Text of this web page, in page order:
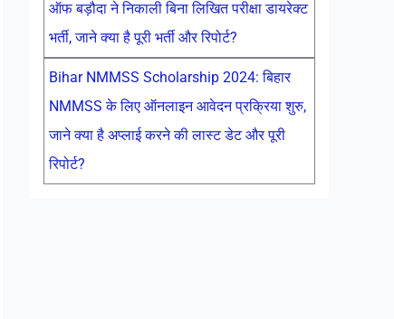
ऑफ बड़ौदा ने निकाली बिना लिखित परीक्षा डायरेक्ट
भर्ती, जाने क्या है पूरी भर्ती और रिपोर्ट?
Bihar NMMSS Scholarship 2024: बिहार
NMMSS के लिए ऑनलाइन आवेदन प्रक्रिया शुरु,
जाने क्या है अप्लाई करने की लास्ट डेट और पूरी
रिपोर्ट?